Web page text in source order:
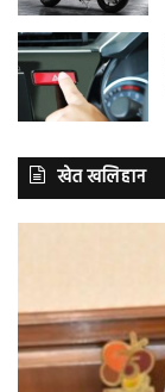
खेत खलिहान